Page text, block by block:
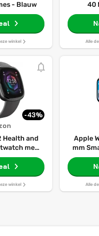
- Blauw
winkel
40
Alle
-43%
Health and
met
GPS,
6 dagen -
Android en
winkel
Apple
mm
en
Alle